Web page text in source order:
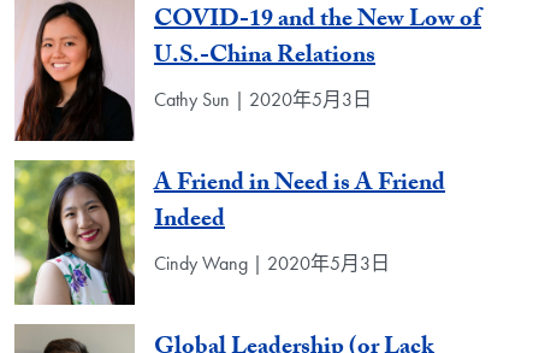
COVID-19 and the New Low of
U.S.-China Relations
Cathy Sun | 2020年5月3日
A Friend in Need is A Friend
Indeed
Cindy Wang | 2020年5月3日